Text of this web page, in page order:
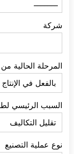
شركة
المرحلة الحالية من
السبب الرئيسي
نوع عملية التصنيع